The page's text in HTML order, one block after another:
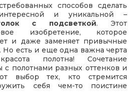
способов сделать
и уникальной –
с подсветкой. Этот
изобретение, которое
и даже заменяет привычные
есть и еще одна важна черта
полотна! Сочетание
с полотнами разных оттенков и
выбор тех, кто стремится
себя чем-то поистине